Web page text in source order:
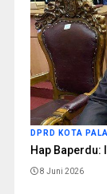
DPRD KOTA
Hap
8 Juni 2026